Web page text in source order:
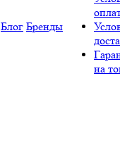
Блог Бренды
на